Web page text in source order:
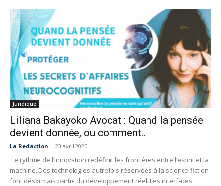
Juridique
Liliana Bakayoko Avocat : Quand la pensée
devient donnée, ou comment...
La Redaction - 23 avril 2025
Le rythme de l’innovation redéfinit les frontières entre l’esprit et la
machine. Des technologies autrefois réservées à la science-fiction
font désormais partie du développement réel. Les interfaces